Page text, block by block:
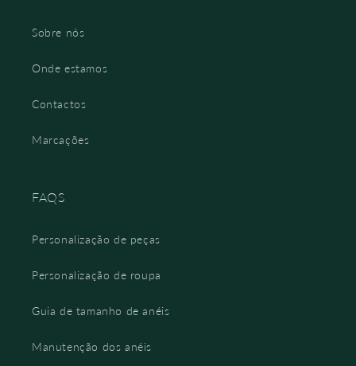
Sobre nós
Onde estamos
Contactos
Marcações
FAQS
Personalização de peças
Personalização de roupa
Guia de tamanho de anéis
Manutenção dos anéis